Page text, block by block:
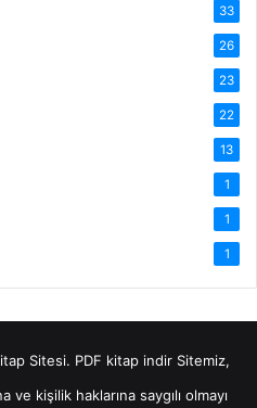
33
26
23
22
13
1
1
1
Sitesi. PDF kitap indirSitemiz,
kişilik haklarına saygılı olmayı